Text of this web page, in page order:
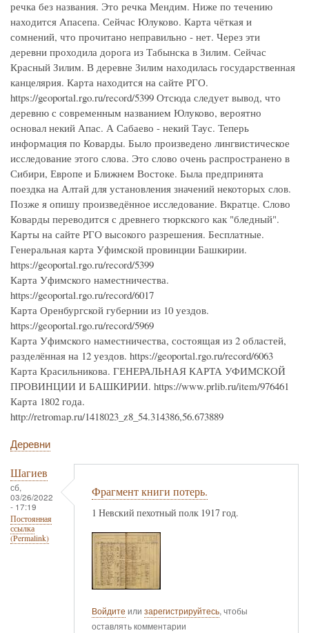
речка без названия. Это речка Мендим. Ниже по течению
находится Апасепа. Сейчас Юлуково. Карта чёткая и
сомнений, что прочитано неправильно - нет. Через эти
деревни проходила дорога из Табынска в Зилим. Сейчас
Красный Зилим. В деревне Зилим находилась государственная
канцелярия. Карта находится на сайте РГО.
https://geoportal.rgo.ru/record/5399 Отсюда следует вывод, что
деревню с современным названием Юлуково, вероятно
основал некий Апас. А Сабаево - некий Таус. Теперь
информация по Коварды. Было произведено лингвистическое
исследование этого слова. Это слово очень распространено в
Сибири, Европе и Ближнем Востоке. Была предпринята
поездка на Алтай для установления значений некоторых слов.
Позже я опишу произведённое исследование. Вкратце. Слово
Коварды переводится с древнего тюркского как "бледный".
Карты на сайте РГО высокого разрешения. Бесплатные.
Генеральная карта Уфимской провинции Башкирии.
https://geoportal.rgo.ru/record/5399
Карта Уфимского наместничества.
https://geoportal.rgo.ru/record/6017
Карта Оренбургской губернии из 10 уездов.
https://geoportal.rgo.ru/record/5969
Карта Уфимского наместничества, состоящая из 2 областей,
разделённая на 12 уездов. https://geoportal.rgo.ru/record/6063
Карта Красильникова. ГЕНЕРАЛЬНАЯ КАРТА УФИМСКОЙ
ПРОВИНЦИИ И БАШКИРИИ. https://www.prlib.ru/item/976461
Карта 1802 года.
http://retromap.ru/1418023_z8_54.314386,56.673889
Деревни
Шагиев
сб,
03/26/2022
- 17:19
Постоянная
ссылка
(Permalink)
Фрагмент книги потерь.
1 Невский пехотный полк 1917 год.
Войдите или зарегистрируйтесь, чтобы
оставлять комментарии